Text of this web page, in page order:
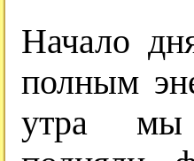
Начало
полным
утра мы